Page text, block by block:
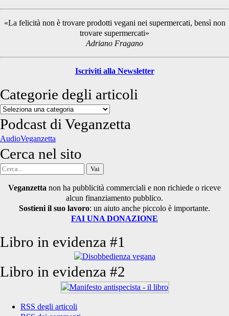
Sidebar
«La felicità non è trovare prodotti vegani nei supermercati, bensì non
trovare supermercati»
Adriano Fragano
Iscriviti alla Newsletter
Categorie degli articoli
Categorie
degli
articoli
Podcast di Veganzetta
AudioVeganzetta
Cerca nel sito
Cerca
Veganzetta non ha pubblicità commerciali e non richiede o riceve
alcun finanziamento pubblico.
Sostieni il suo lavoro: un aiuto anche piccolo è importante.
FAI UNA DONAZIONE
Libro in evidenza #1
Libro in evidenza #2
RSS degli articoli